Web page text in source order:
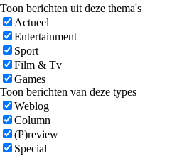
Toon berichten uit deze thema's
Actueel
Entertainment
Sport
Film & Tv
Games
Toon berichten van deze types
Weblog
Column
(P)review
Special